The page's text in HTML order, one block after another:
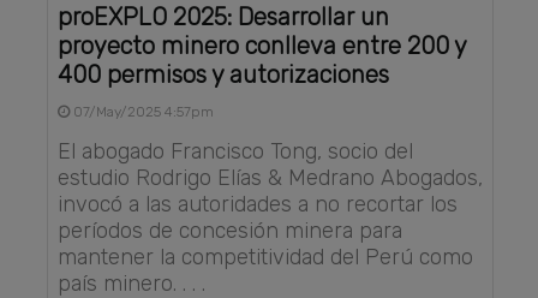
proEXPLO 2025: Desarrollar un
proyecto minero conlleva entre 200 y
400 permisos y autorizaciones
07/May/2025 4:57pm
El abogado Francisco Tong, socio del
estudio Rodrigo Elías & Medrano Abogados,
invocó a las autoridades a no recortar los
períodos de concesión minera para
mantener la competitividad del Perú como
país minero. . . .